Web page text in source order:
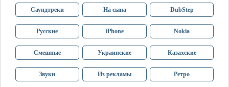
Саундтреки На сына DubStep
Русские iPhone Nokia
Смешные Украинские Казахские
Звуки Из рекламы Ретро